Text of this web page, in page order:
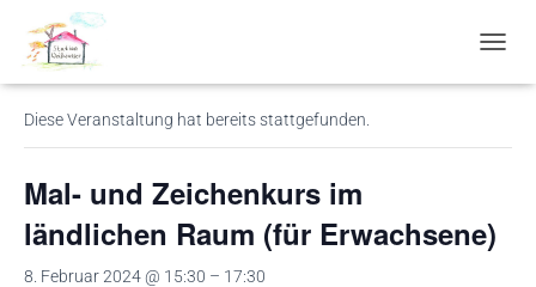
A
G
O
« Alle Veranstaltungen
Diese Veranstaltung hat bereits stattgefunden.
Mal- und Zeichenkurs im
ländlichen Raum (für Erwachsene)
8. Februar 2024 @ 15:30 – 17:30